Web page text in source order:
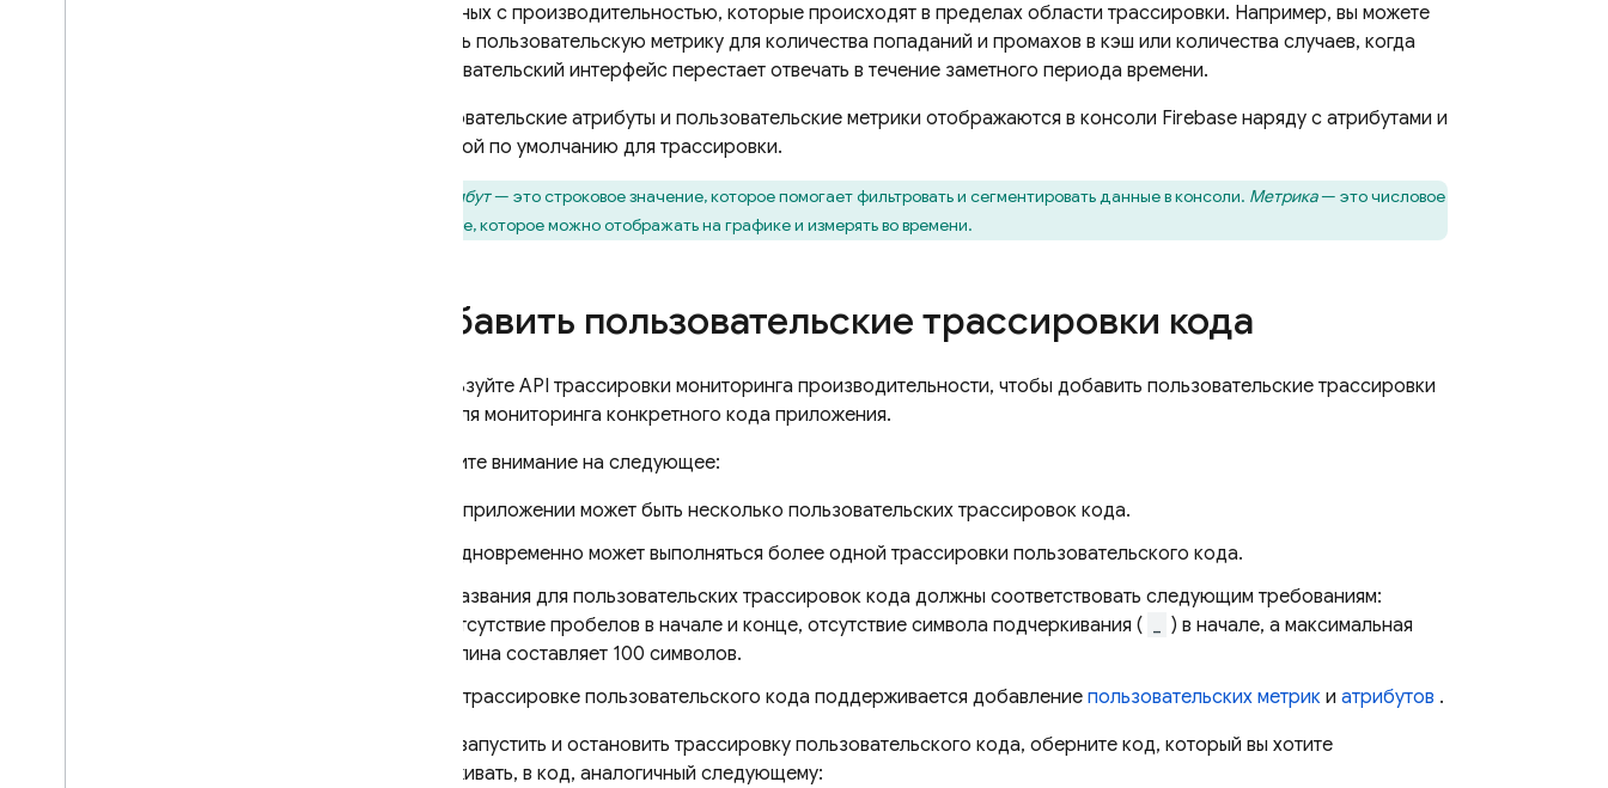
связанных с производительностью, которые происходят в пределах области трассировки. Например, вы можете
создать пользовательскую метрику для количества попаданий и промахов в кэш или количества случаев, когда
пользовательский интерфейс перестает отвечать в течение заметного периода времени.
Пользовательские атрибуты и пользовательские метрики отображаются в консоли Firebase наряду с атрибутами и
метрикой по умолчанию для трассировки.
Атрибут— это строковое значение, которое помогает фильтровать и сегментировать данные в консоли. Метрика— это числовое
значение, которое можно отображать на графике и измерять во времени.
Добавить пользовательские трассировки кода
Используйте API трассировки мониторинга производительности, чтобы добавить пользовательские трассировки
кода для мониторинга конкретного кода приложения.
Обратите внимание на следующее:
В приложении может быть несколько пользовательских трассировок кода.
Одновременно может выполняться более одной трассировки пользовательского кода.
Названия для пользовательских трассировок кода должны соответствовать следующим требованиям:
отсутствие пробелов в начале и конце, отсутствие символа подчеркивания (
) в начале, а максимальная
длина составляет 100 символов.
В трассировке пользовательского кода поддерживается добавление пользовательских метрик и атрибутов .
Чтобы запустить и остановить трассировку пользовательского кода, оберните код, который вы хотите
отслеживать, в код, аналогичный следующему: